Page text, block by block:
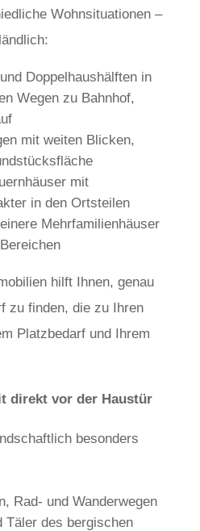
Wohnsituationen –
Doppelhaushälften in
Wegen zu Bahnhof,
mit weiten Blicken,
mit
in den Ortsteilen
Mehrfamilienhäuser
hilft Ihnen, genau
zu finden, die zu Ihren
Platzbedarf und Ihrem
direkt vor der Haustür
besonders
Rad- und Wanderwegen
Täler des bergischen